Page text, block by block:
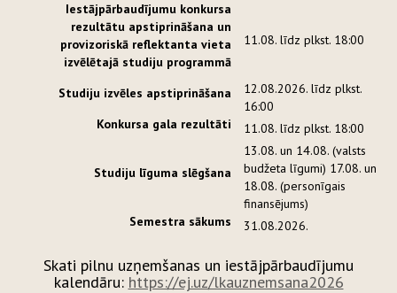
Iestājpārbaudījumu konkursa
rezultātu apstiprināšana un
provizoriskā reflektanta vieta
izvēlētajā studiju programmā
11.08. līdz plkst. 18:00
Studiju izvēles apstiprināšana
12.08.2026. līdz plkst.
16:00
Konkursa gala rezultāti
11.08. līdz plkst. 18:00
Studiju līguma slēgšana
13.08. un 14.08. (valsts
budžeta līgumi) 17.08. un
18.08. (personīgais
finansējums)
Semestra sākums
31.08.2026.
Skati pilnu uzņemšanas un iestājpārbaudījumu
kalendāru: https://ej.uz/lkauznemsana2026